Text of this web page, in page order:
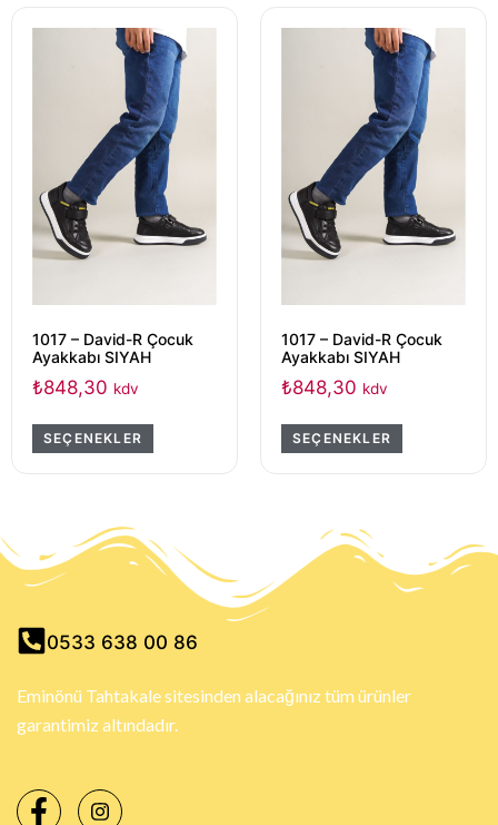
1017 – David-R Çocuk
Ayakkabı SIYAH
₺848,30 kdv
SEÇENEKLER
1017 – David-R Çocuk
Ayakkabı SIYAH
₺848,30 kdv
SEÇENEKLER
0533 638 00 86
Eminönü Tahtakale sitesinden alacağınız tüm ürünler
garantimiz altındadır.